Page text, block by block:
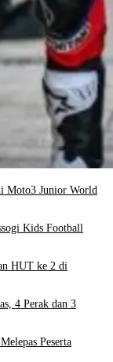
Moto3 Junior World
Kids Football
HUT ke 2 di
4 Perak dan 3
Peserta